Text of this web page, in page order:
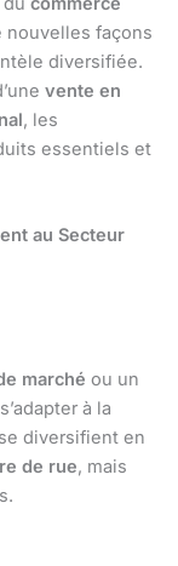
nouvelles façons
diversifiée.
vente en
, les
essentiels et
au Secteur
marché ou un
à la
se diversifient en
de rue, mais